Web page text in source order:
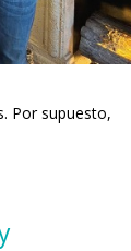
Por supuesto,